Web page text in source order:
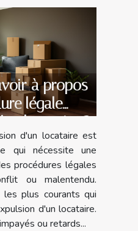
à propos
légale
locataire ?
d'un locataire est
qui nécessite une
procédures légales
ou malentendu.
plus courants qui
d'un locataire.
ou retards...